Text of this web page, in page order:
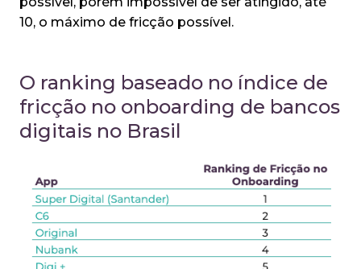
10, o máximo de fricção possível.
O ranking baseado no índice de
fricção no onboarding de bancos
digitais no Brasil